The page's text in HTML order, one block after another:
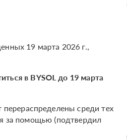
19 марта 2026 г.,
в BYSOL до 19 марта
перераспределены среди тех
за помощью (подтвердил